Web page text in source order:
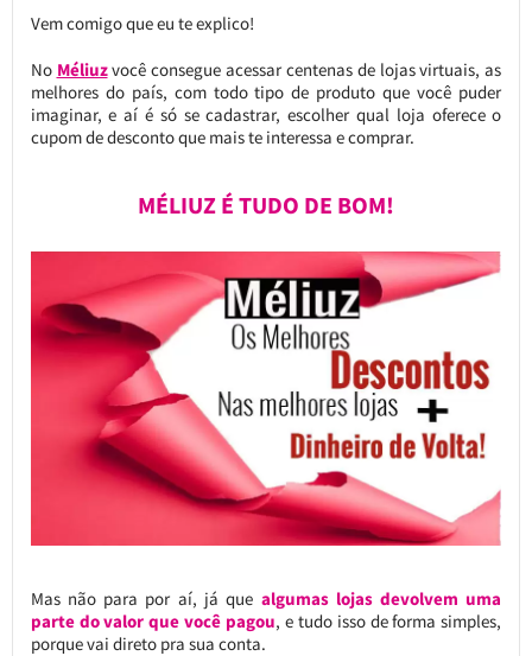
Vem comigo que eu te explico!
No Méliuz você consegue acessar centenas de lojas virtuais, as
melhores do país, com todo tipo de produto que você puder
imaginar, e aí é só se cadastrar, escolher qual loja oferece o
cupom de desconto que mais te interessa e comprar.
MÉLIUZ É TUDO DE BOM!
Mas não para por aí, já que algumas lojas devolvem uma
parte do valor que você pagou, e tudo isso de forma simples,
porque vai direto pra sua conta.